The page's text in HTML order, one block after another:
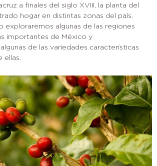
a finales del siglo XVIII, la planta del
hogar en distintas zonas del país.
exploraremos algunas de las regiones
importantes de México y
de las variedades características
ellas.